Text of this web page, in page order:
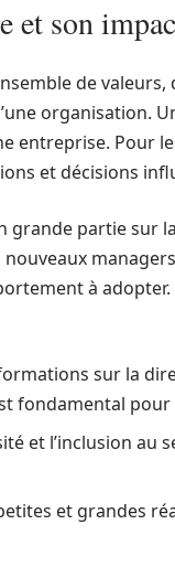
et son
de
organisation.
entreprise. Pour
et décisions
grande partie sur
nouveaux
à
sur la
fondamental
et l’inclusion au
et grandes